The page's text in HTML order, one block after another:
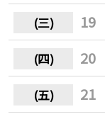
19
20
21